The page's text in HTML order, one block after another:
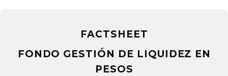
FACTSHEET
FONDO GESTIÓN DE LIQUIDEZ EN
PESOS